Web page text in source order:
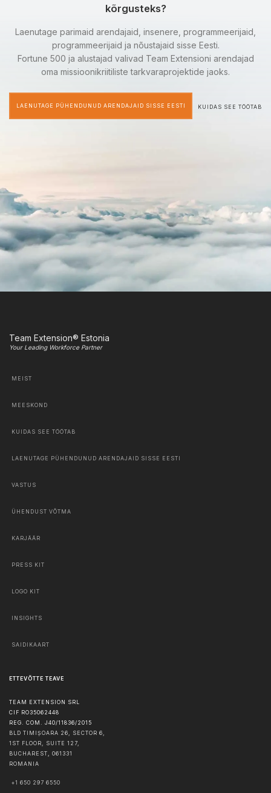
kõrgusteks?
Laenutage parimaid arendajaid, insenere, programmeerijaid,
programmeerijaid ja nõustajaid sisse Eesti.
Fortune 500 ja alustajad valivad Team Extensioni arendajad
oma missioonikriitiliste tarkvaraprojektide jaoks.
LAENUTAGE PÜHENDUNUD ARENDAJAID SISSE EESTI KUIDAS SEE TÖÖTAB
Team Extension® Estonia
Your Leading Workforce Partner
MEIST
MEESKOND
KUIDAS SEE TÖÖTAB
LAENUTAGE PÜHENDUNUD ARENDAJAID SISSE EESTI
VASTUS
ÜHENDUST VÕTMA
KARJÄÄR
PRESS KIT
LOGO KIT
INSIGHTS
SAIDIKAART
ETTEVÕTTE TEAVE
TEAM EXTENSION SRL
CIF RO35062448
REG. COM. J40/11836/2015
BLD TIMIȘOARA 26, SECTOR 6,
1ST FLOOR, SUITE 127,
BUCHAREST, 061331
ROMANIA
+1 650 297 6550